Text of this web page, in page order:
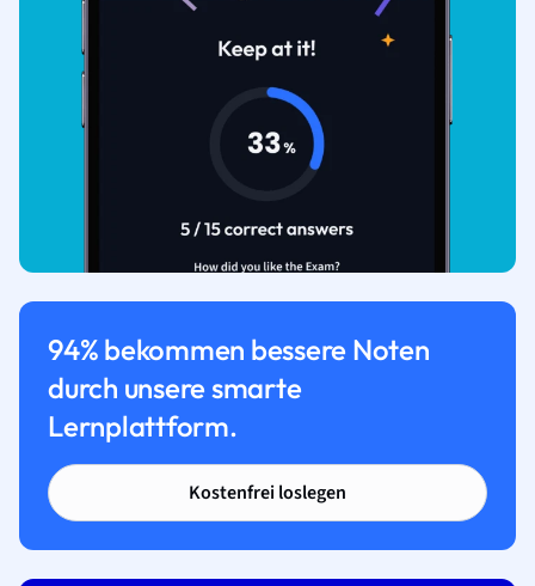
94% bekommen bessere Noten
durch unsere smarte
Lernplattform.
Kostenfrei loslegen